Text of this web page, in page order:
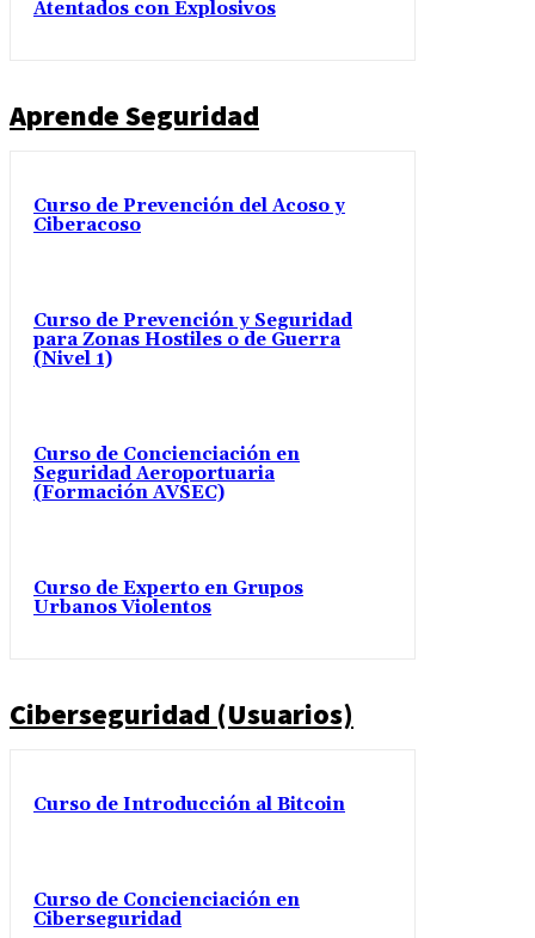
Atentados con Explosivos
Aprende Seguridad
Curso de Prevención del Acoso y
Ciberacoso
Curso de Prevención y Seguridad
para Zonas Hostiles o de Guerra
(Nivel 1)
Curso de Concienciación en
Seguridad Aeroportuaria
(Formación AVSEC)
Curso de Experto en Grupos
Urbanos Violentos
Ciberseguridad (Usuarios)
Curso de Introducción al Bitcoin
Curso de Concienciación en
Ciberseguridad